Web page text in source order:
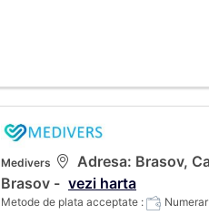
Medivers
Adresa: Brasov,
Brasov - vezi harta
Metode de plata acceptate :